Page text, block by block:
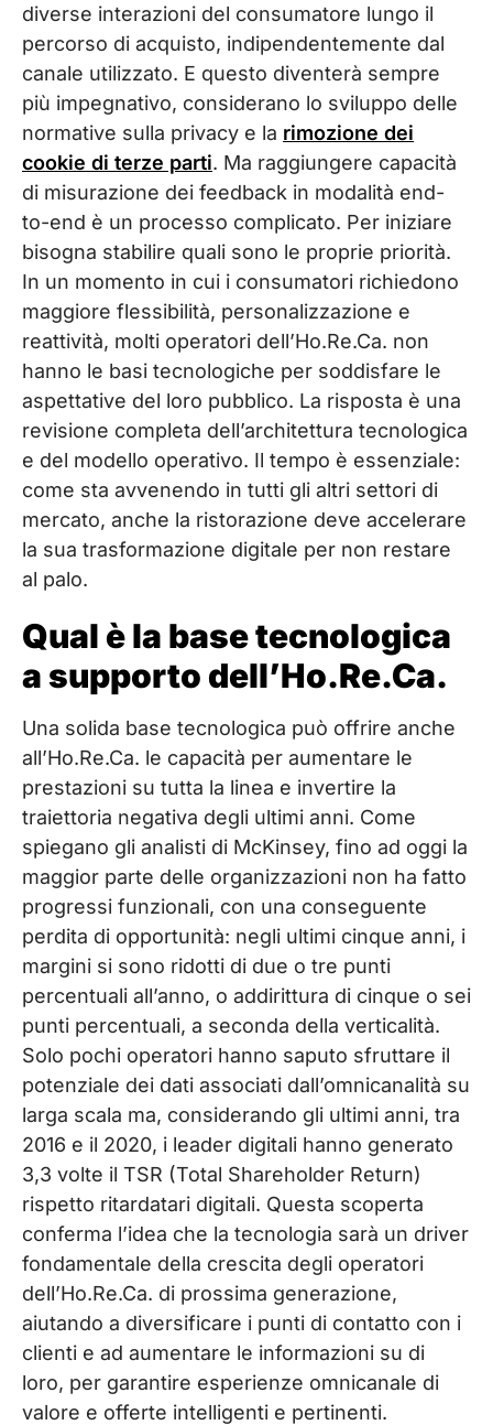
diverse interazioni del consumatore lungo il
percorso di acquisto, indipendentemente dal
canale utilizzato. E questo diventerà sempre
più impegnativo, considerano lo sviluppo delle
normative sulla privacy e la rimozione dei
cookie di terze parti. Ma raggiungere capacità
di misurazione dei feedback in modalità end-
to-end è un processo complicato. Per iniziare
bisogna stabilire quali sono le proprie priorità.
In un momento in cui i consumatori richiedono
maggiore flessibilità, personalizzazione e
reattività, molti operatori dell’Ho.Re.Ca. non
hanno le basi tecnologiche per soddisfare le
aspettative del loro pubblico. La risposta è una
revisione completa dell’architettura tecnologica
e del modello operativo. Il tempo è essenziale:
come sta avvenendo in tutti gli altri settori di
mercato, anche la ristorazione deve accelerare
la sua trasformazione digitale per non restare
al palo.
Qual è la base tecnologica
a supporto dell’Ho.Re.Ca.
Una solida base tecnologica può offrire anche
all’Ho.Re.Ca. le capacità per aumentare le
prestazioni su tutta la linea e invertire la
traiettoria negativa degli ultimi anni. Come
spiegano gli analisti di McKinsey, fino ad oggi la
maggior parte delle organizzazioni non ha fatto
progressi funzionali, con una conseguente
perdita di opportunità: negli ultimi cinque anni, i
margini si sono ridotti di due o tre punti
percentuali all’anno, o addirittura di cinque o sei
punti percentuali, a seconda della verticalità.
Solo pochi operatori hanno saputo sfruttare il
potenziale dei dati associati dall’omnicanalità su
larga scala ma, considerando gli ultimi anni, tra
2016 e il 2020, i leader digitali hanno generato
3,3 volte il TSR (Total Shareholder Return)
rispetto ritardatari digitali. Questa scoperta
conferma l’idea che la tecnologia sarà un driver
fondamentale della crescita degli operatori
dell’Ho.Re.Ca. di prossima generazione,
aiutando a diversificare i punti di contatto con i
clienti e ad aumentare le informazioni su di
loro, per garantire esperienze omnicanale di
valore e offerte intelligenti e pertinenti.